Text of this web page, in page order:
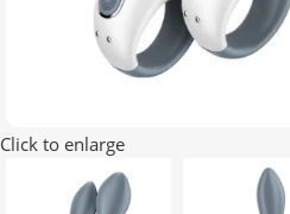
Click to enlarge